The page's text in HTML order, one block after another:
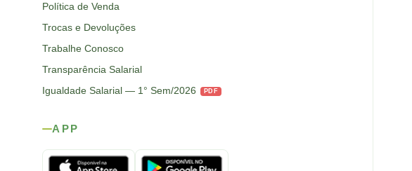
Política de Venda
Trocas e Devoluções
Trabalhe Conosco
Transparência Salarial
Igualdade Salarial — 1° Sem/2026
PDF
APP